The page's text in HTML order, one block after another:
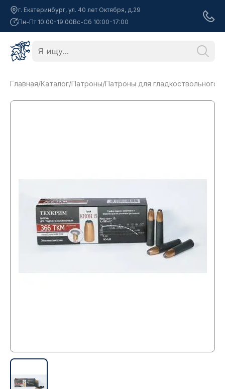
г. Екатеринбург, ул. 40 лет Октября, д.29
Пн-Пт 10:00-19:00Вс-Сб 10:00-17:00
Главная/Каталог/Патроны/Патроны для гладкоствольного